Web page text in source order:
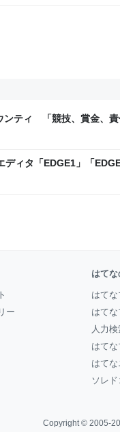
ンティ 「競技、賞金、責
テックLAB
ディタ「EDGE1」「
ス】 - レバテックLAB
ー
はて
はて
はて
人力
はて
はてな
ソレド
Copyright © 2005-